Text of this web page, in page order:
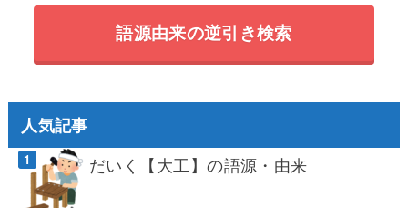
語源由来の逆引き検索
人気記事
だいく【大工】の語源・由来